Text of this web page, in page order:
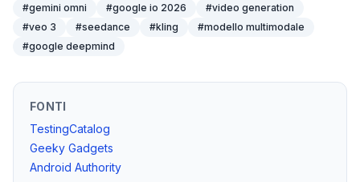
#gemini omni #google io 2026 #video generation
#veo 3 #seedance #kling #modello multimodale
#google deepmind
FONTI
TestingCatalog
Geeky Gadgets
Android Authority